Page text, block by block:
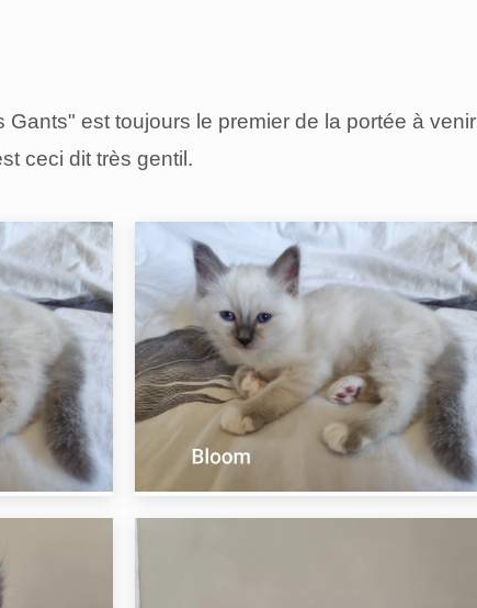
Gants" est toujours le premier de la portée à venir
ceci dit très gentil.